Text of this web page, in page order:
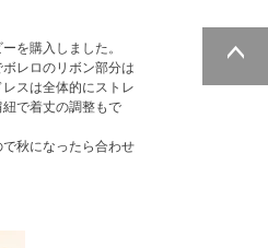
を購入しました。
レロのリボン部分は
スは全体的にストレ
で着丈の調整もで
秋になったら合わせ
ページトッ